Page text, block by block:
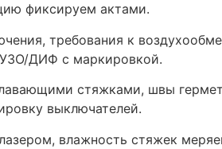
фиксируем актами.
требования к
ДИФ с маркировкой.
стяжками, швы
выключателей.
влажность стяжек